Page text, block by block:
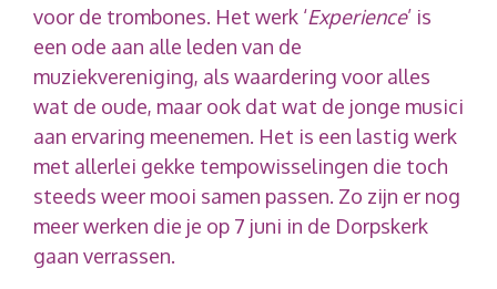
voor de trombones. Het werk ‘Experience’ is
een ode aan alle leden van de
muziekvereniging, als waardering voor alles
wat de oude, maar ook dat wat de jonge musici
aan ervaring meenemen. Het is een lastig werk
met allerlei gekke tempowisselingen die toch
steeds weer mooi samen passen. Zo zijn er nog
meer werken die je op 7 juni in de Dorpskerk
gaan verrassen.